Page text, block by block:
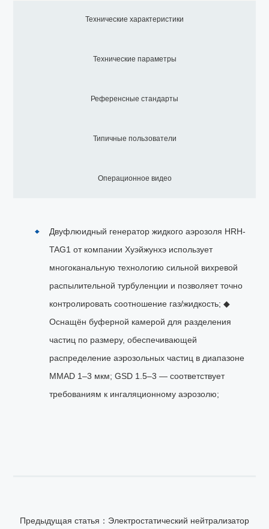
Технические характеристики
Технические параметры
Референсные стандарты
Типичные пользователи
Операционное видео
Двуфлюидный генератор жидкого аэрозоля HRH-
TAG1 от компании Хуэйжунхэ использует
многоканальную технологию сильной вихревой
распылительной турбуленции и позволяет точно
контролировать соотношение газ/жидкость; ◆
Оснащён буферной камерой для разделения
частиц по размеру, обеспечивающей
распределение аэрозольных частиц в диапазоне
MMAD 1–3 мкм; GSD 1.5–3 — соответствует
требованиям к ингаляционному аэрозолю;
Предыдущая статья：Электростатический нейтрализатор